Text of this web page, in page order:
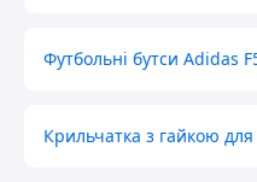
Футбольні бутси Adidas
Крильчатка з гайкою